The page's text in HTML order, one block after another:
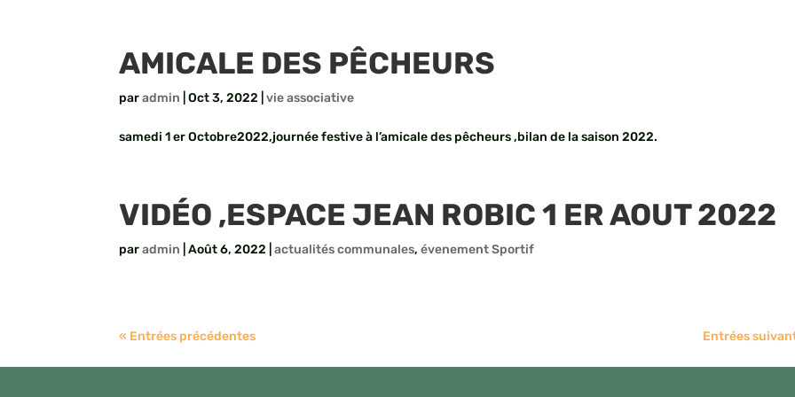
AMICALE DES PÊCHEURS
paradmin |Oct 3, 2022 |vie associative
samedi 1 er Octobre2022,journée festive à l’amicale des pêcheurs ,bilan de la saison 2022.
VIDÉO ,ESPACE JEAN ROBIC 1 ER AOUT 2022
paradmin |Août 6, 2022 |actualités communales,évenement Sportif
« Entrées précédentes Entrées